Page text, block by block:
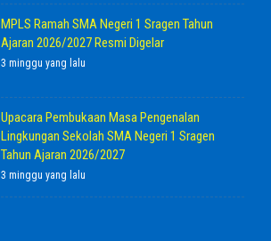
MPLS Ramah SMA Negeri 1 Sragen Tahun
Ajaran 2026/2027 Resmi Digelar
3 minggu yang lalu
Upacara Pembukaan Masa Pengenalan
Lingkungan Sekolah SMA Negeri 1 Sragen
Tahun Ajaran 2026/2027
3 minggu yang lalu